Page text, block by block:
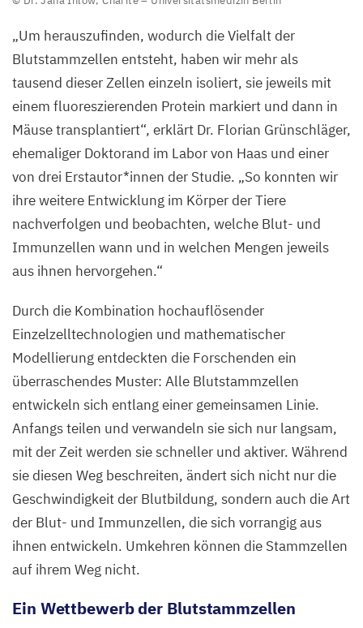
den
Knochenbälkchen
(rosa)
und
den
Fettzellen
(weiß)
sind
die
Stamm-
und
Vorläuferzellen
sowie
reife
Blut-
Immunzellen
(alle
violett
gefärbt)
zu sehen.
Dr.
Ihlow,
„Um herauszufinden, wodurch die Vielfalt der
Blutstammzellen entsteht, haben wir mehr als
tausend dieser Zellen einzeln isoliert, sie jeweils mit
einem fluoreszierenden Protein markiert und dann in
Mäuse transplantiert“, erklärt Dr. Florian Grünschläger,
ehemaliger Doktorand im Labor von Haas und einer
von drei Erstautor*innen der Studie. „So konnten wir
ihre weitere Entwicklung im Körper der Tiere
nachverfolgen und beobachten, welche Blut- und
Immunzellen wann und in welchen Mengen jeweils
aus ihnen hervorgehen.“
Durch die Kombination hochauflösender
Einzelzelltechnologien und mathematischer
Modellierung entdeckten die Forschenden ein
überraschendes Muster: Alle Blutstammzellen
entwickeln sich entlang einer gemeinsamen Linie.
Anfangs teilen und verwandeln sie sich nur langsam,
mit der Zeit werden sie schneller und aktiver. Während
sie diesen Weg beschreiten, ändert sich nicht nur die
Geschwindigkeit der Blutbildung, sondern auch die Art
der Blut- und Immunzellen, die sich vorrangig aus
ihnen entwickeln. Umkehren können die Stammzellen
auf ihrem Weg nicht.
Ein Wettbewerb der Blutstammzellen